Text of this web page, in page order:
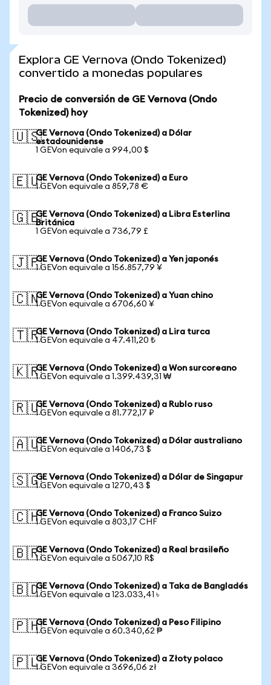
Explora GE Vernova (Ondo Tokenized)
convertido a monedas populares
Precio de conversión de GE Vernova (Ondo
Tokenized) hoy
🇺🇸GE Vernova (Ondo Tokenized) a Dólar
estadounidense
1 GEVon equivale a 994,00 $
🇪🇺GE Vernova (Ondo Tokenized) a Euro
1 GEVon equivale a 859,78 €
🇬🇧GE Vernova (Ondo Tokenized) a Libra Esterlina
Británica
1 GEVon equivale a 736,79 £
🇯🇵GE Vernova (Ondo Tokenized) a Yen japonés
1 GEVon equivale a 156.857,79 ¥
🇨🇳GE Vernova (Ondo Tokenized) a Yuan chino
1 GEVon equivale a 6706,60 ¥
🇹🇷GE Vernova (Ondo Tokenized) a Lira turca
1 GEVon equivale a 47.411,20 ₺
🇰🇷GE Vernova (Ondo Tokenized) a Won surcoreano
1 GEVon equivale a 1.399.439,31 ₩
🇷🇺GE Vernova (Ondo Tokenized) a Rublo ruso
1 GEVon equivale a 81.772,17 ₽
🇦🇺GE Vernova (Ondo Tokenized) a Dólar australiano
1 GEVon equivale a 1406,73 $
🇸🇬GE Vernova (Ondo Tokenized) a Dólar de Singapur
1 GEVon equivale a 1270,43 $
🇨🇭GE Vernova (Ondo Tokenized) a Franco Suizo
1 GEVon equivale a 803,17 CHF
🇧🇷GE Vernova (Ondo Tokenized) a Real brasileño
1 GEVon equivale a 5067,10 R$
🇧🇩GE Vernova (Ondo Tokenized) a Taka de Bangladés
1 GEVon equivale a 123.033,41 ৳
🇵🇭GE Vernova (Ondo Tokenized) a Peso Filipino
1 GEVon equivale a 60.340,62 ₱
🇵🇱GE Vernova (Ondo Tokenized) a Złoty polaco
1 GEVon equivale a 3696,06 zł